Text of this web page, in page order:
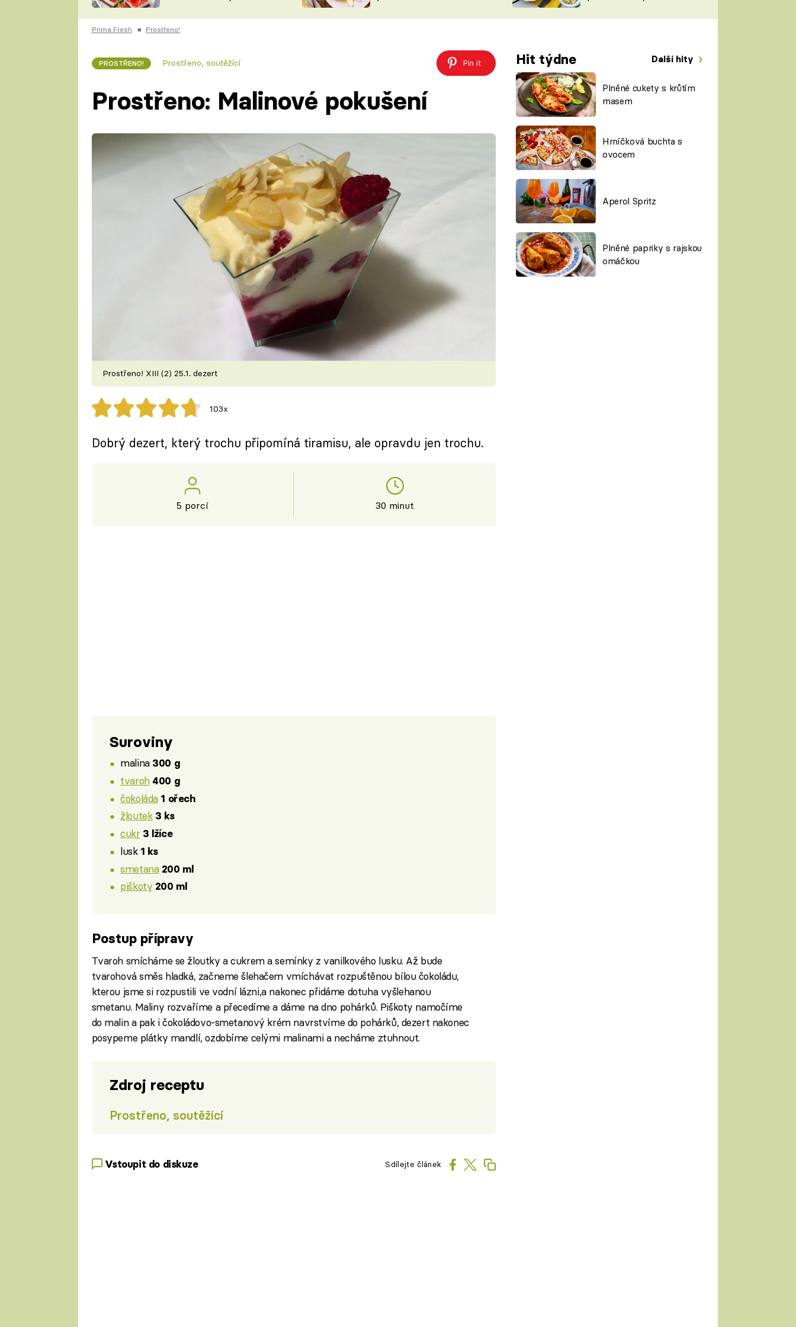
ČESKO NA TALÍŘI
KUCHAŘKA
VYCHYTÁVKY
ŠÉFREDAKTORKY
ČASOPIS
Prima Fresh ■ Prostřeno!
PROSTŘENO! Prostřeno, soutěžící Pin it Hit týdne Další hity
Plněné cukety s krůtím
masem
Hrníčková buchta s
ovocem
Aperol Spritz
Plněné papriky s rajskou
omáčkou
Prostřeno: Malinové pokušení
Prostřeno! XIII (2) 25.1. dezert
103x
Dobrý dezert, který trochu připomíná tiramisu, ale opravdu jen trochu.
5 porcí 30 minut
Suroviny
malina 300 g
tvaroh 400 g
čokoláda 1 ořech
žloutek 3 ks
cukr 3 lžíce
lusk 1 ks
smetana 200 ml
piškoty 200 ml
Postup přípravy
Tvaroh smícháme se žloutky a cukrem a semínky z vanilkového lusku. Až bude
tvarohová směs hladká, začneme šlehačem vmíchávat rozpuštěnou bílou čokoládu,
kterou jsme si rozpustili ve vodní lázni,a nakonec přidáme dotuha vyšlehanou
smetanu. Maliny rozvaříme a přecedíme a dáme na dno pohárků. Piškoty namočíme
do malin a pak i čokoládovo-smetanový krém navrstvíme do pohárků, dezert nakonec
posypeme plátky mandlí, ozdobíme celými malinami a necháme ztuhnout.
Zdroj receptu
Prostřeno, soutěžící
Vstoupit do diskuze Sdílejte článek